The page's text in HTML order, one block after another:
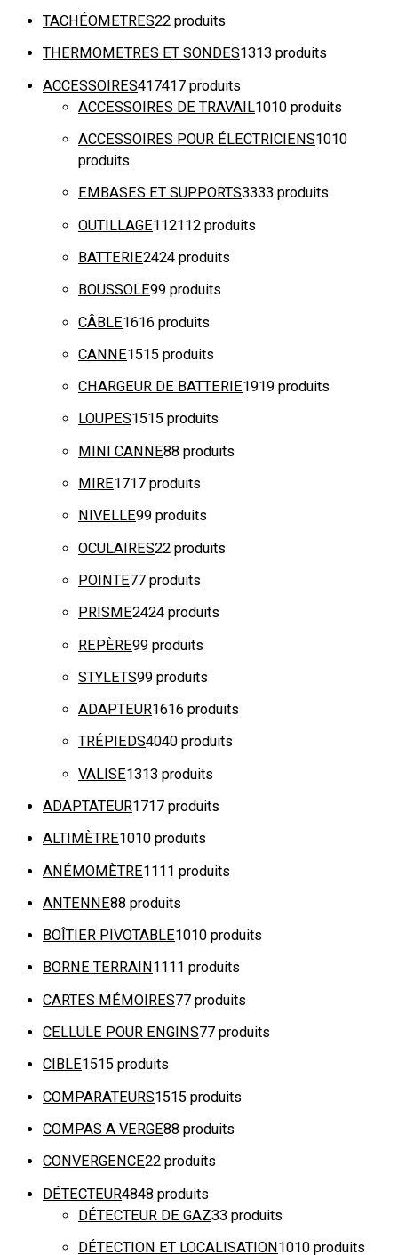
TACHÉOMETRES22 produits
THERMOMETRES ET SONDES1313 produits
ACCESSOIRES417417 produits
ACCESSOIRES DE TRAVAIL1010 produits
ACCESSOIRES POUR ÉLECTRICIENS1010
produits
EMBASES ET SUPPORTS3333 produits
OUTILLAGE112112 produits
BATTERIE2424 produits
BOUSSOLE99 produits
CÂBLE1616 produits
CANNE1515 produits
CHARGEUR DE BATTERIE1919 produits
LOUPES1515 produits
MINI CANNE88 produits
MIRE1717 produits
NIVELLE99 produits
OCULAIRES22 produits
POINTE77 produits
PRISME2424 produits
REPÈRE99 produits
STYLETS99 produits
ADAPTEUR1616 produits
TRÉPIEDS4040 produits
VALISE1313 produits
ADAPTATEUR1717 produits
ALTIMÈTRE1010 produits
ANÉMOMÈTRE1111 produits
ANTENNE88 produits
BOÎTIER PIVOTABLE1010 produits
BORNE TERRAIN 11 11 produits
CARTES MÉMOIRES77 produits
CELLULE POUR ENGINS77 produits
CIBLE1515 produits
COMPARATEURS1515 produits
COMPAS A VERGE88 produits
CONVERGENCE22 produits
DÉTECTEUR4848 produits
DÉTECTEUR DE GAZ33 produits
DÉTECTION ET LOCALISATION1010 produits